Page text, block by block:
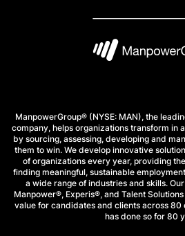
ManpowerGroup® (NYSE: MAN), the
company, helps organizations transform in
by sourcing, assessing, developing and
them to win. We develop innovative
of organizations every year, providing
finding meaningful, sustainable
a wide range of industries and skills.
Manpower®, Experis®, and Talent
value for candidates and clients across
has done so for 80